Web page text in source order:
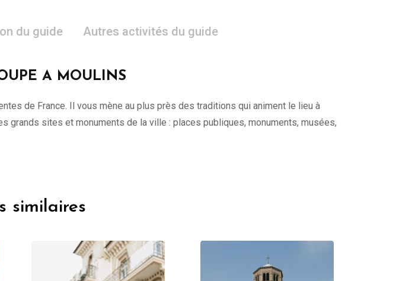
du guide Autres activités du guide
A MOULINS
de France. Il vous mène au plus près des traditions qui animent le lieu à
grands sites et monuments de la ville : places publiques, monuments, musées,
similaires